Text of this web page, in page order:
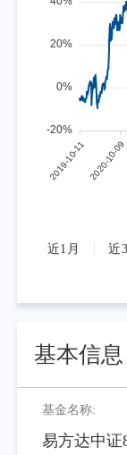
近1月 近
基本信息
基金名称:
易方达中证